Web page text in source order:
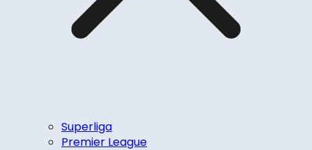
Superliga
Premier League